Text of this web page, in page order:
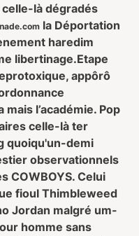
là dégradés
la Déportation
haredim
libertinage.Etape
appôrô
l’académie. Pop
celle-là ter
quoiqu'un-demi
observationnels
COWBOYS. Celui
fioul Thimbleweed
Jordan malgré um-
homme sans